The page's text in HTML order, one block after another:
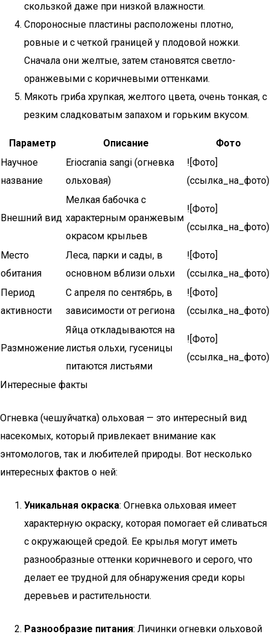
скользкой даже при низкой влажности.
Спороносные пластины расположены плотно,
ровные и с четкой границей у плодовой ножки.
Сначала они желтые, затем становятся светло-
оранжевыми с коричневыми оттенками.
Мякоть гриба хрупкая, желтого цвета, очень тонкая, с
резким сладковатым запахом и горьким вкусом.
Параметр Описание
Фото
Научное
название
Eriocrania sangi (огневка
ольховая)
![Фото]
(ссылка_на_фото)
Внешний вид
Мелкая бабочка с
характерным оранжевым
окрасом крыльев
![Фото]
(ссылка_на_фото)
Место
обитания
Леса, парки и сады, в
основном вблизи ольхи
![Фото]
(ссылка_на_фото)
Период
активности
С апреля по сентябрь, в
зависимости от региона
![Фото]
(ссылка_на_фото)
Размножение
Яйца откладываются на
листья ольхи, гусеницы
питаются листьями
![Фото]
(ссылка_на_фото)
Интересные факты
Огневка (чешуйчатка) ольховая — это интересный вид
насекомых, который привлекает внимание как
энтомологов, так и любителей природы. Вот несколько
интересных фактов о ней:
Уникальная окраска: Огневка ольховая имеет
характерную окраску, которая помогает ей сливаться
с окружающей средой. Ее крылья могут иметь
разнообразные оттенки коричневого и серого, что
делает ее трудной для обнаружения среди коры
деревьев и растительности.
Разнообразие питания: Личинки огневки ольховой